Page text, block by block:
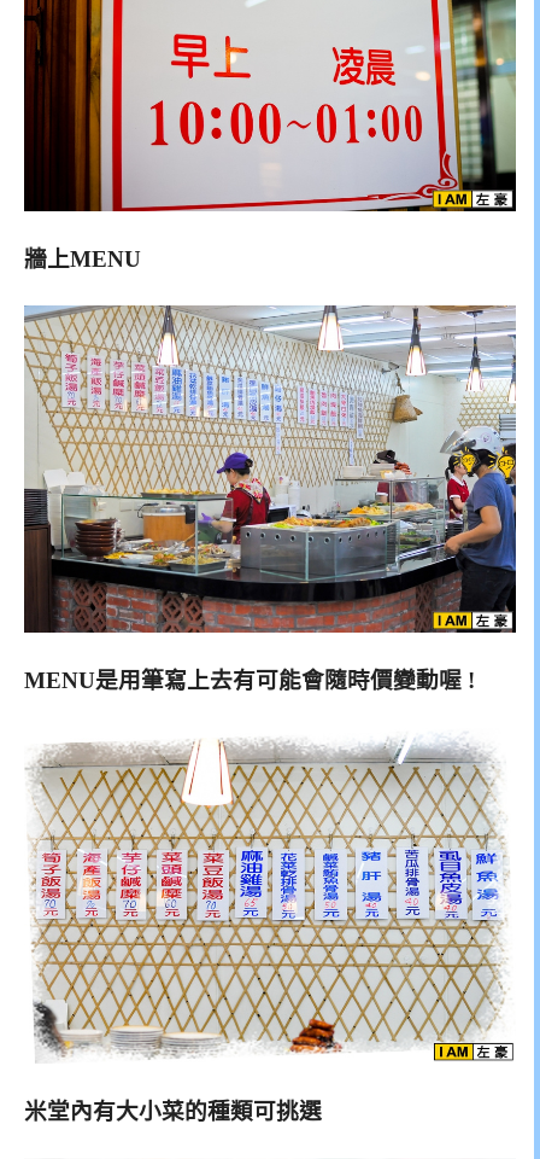
牆上MENU
MENU是用筆寫上去有可能會隨時價變動喔 !
米堂內有大小菜的種類可挑選